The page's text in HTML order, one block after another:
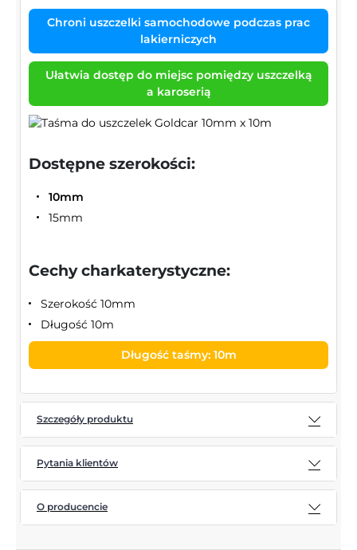
Chroni uszczelki samochodowe podczas prac
lakierniczych
Ułatwia dostęp do miejsc pomiędzy uszczelką
a karoserią
Dostępne szerokości:
10mm
15mm
Cechy charkaterystyczne:
Szerokość 10mm
Długość 10m
Długość taśmy: 10m
Szczegóły produktu
Pytania klientów
O producencie